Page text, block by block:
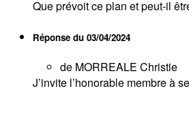
Que prévoit ce plan et peut-il
Réponse du 03/04/2024
de MORREALE Christie
J’invite l’honorable membre à